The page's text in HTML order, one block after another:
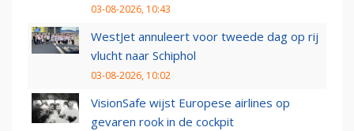
03-08-2026, 10:43
WestJet annuleert voor tweede dag op rij
vlucht naar Schiphol
03-08-2026, 10:02
VisionSafe wijst Europese airlines op
gevaren rook in de cockpit